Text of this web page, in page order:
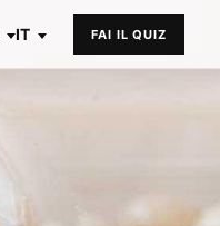
IT FAI IL QUIZ